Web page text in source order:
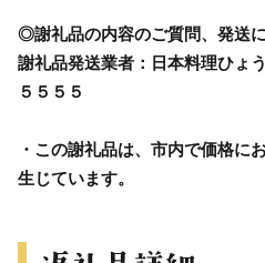
◎謝礼品の内容のご質問、発送に
謝礼品発送業者：日本料理ひょ
５５５５
・この謝礼品は、市内で価格に
生じています。